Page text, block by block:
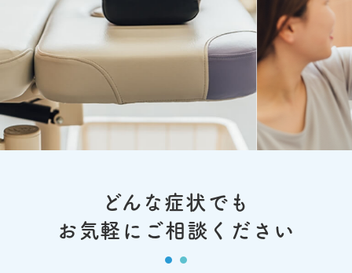
どんな症状でも
お気軽にご相談ください